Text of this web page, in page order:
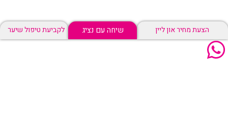
הצעת מחיר און ליין שיחה עם נציג לקביעת טיפול שיער